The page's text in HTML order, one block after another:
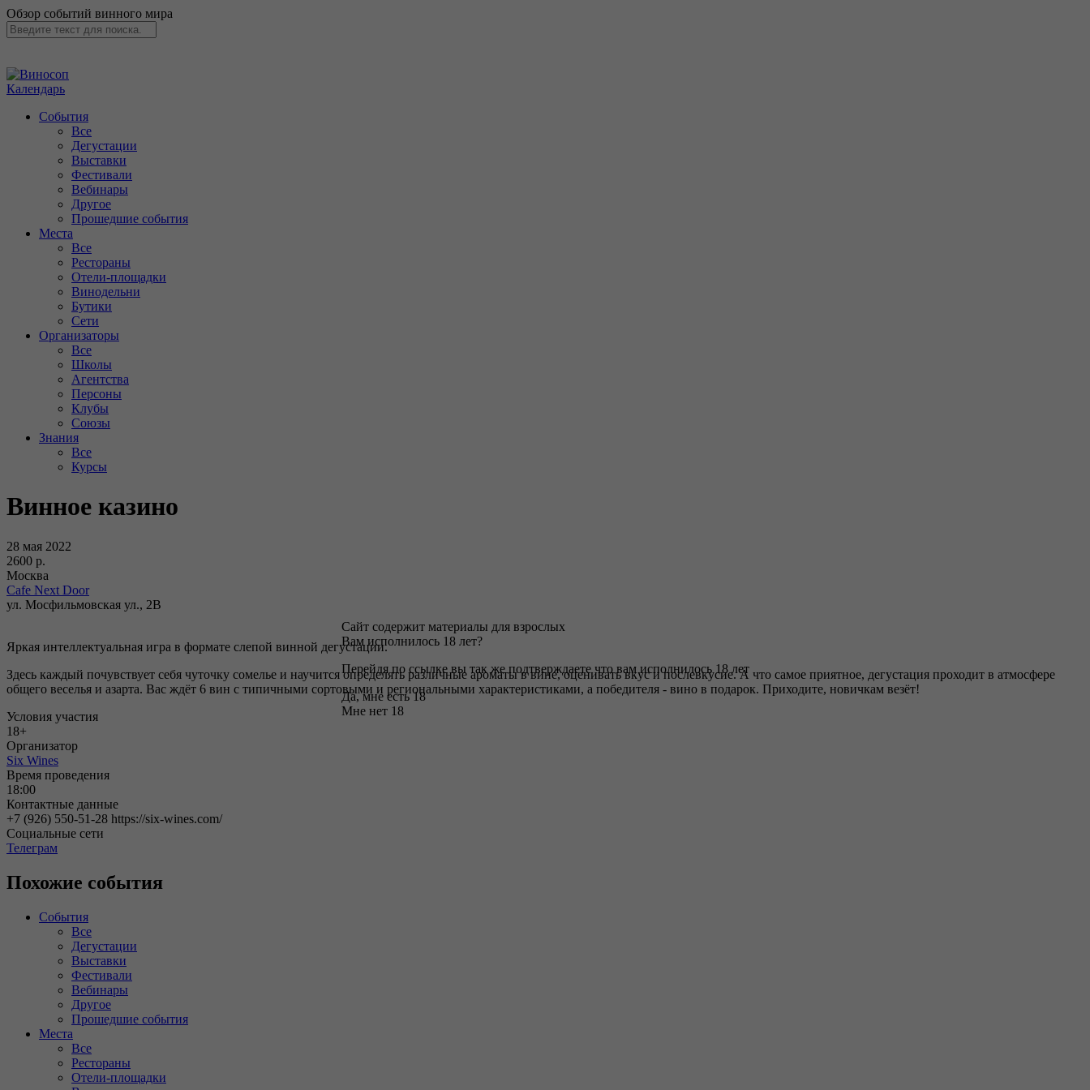
Обзор событий винного мира
Календарь
События
Все
Дегустации
Выставки
Фестивали
Вебинары
Другое
Прошедшие события
Места
Все
Рестораны
Отели-площадки
Винодельни
Бутики
Сети
Организаторы
Все
Школы
Агентства
Персоны
Клубы
Союзы
Знания
Все
Курсы
Винное казино
28 мая 2022
2600 р.
Москва
Cafe Next Door
ул. Мосфильмовская ул., 2В
Яркая интеллектуальная игра в формате слепой винной дегустации.
Здесь каждый почувствует себя чуточку сомелье и научится определять различные ароматы в вине, оценивать вкус и послевкусие. А что самое приятное, дегустация проходит в атмосфере
общего веселья и азарта. Вас ждёт 6 вин с типичными сортовыми и региональными характеристиками, а победителя - вино в подарок. Приходите, новичкам везёт!
Условия участия
18+
Организатор
Six Wines
Время проведения
18:00
Контактные данные
+7 (926) 550-51-28 https://six-wines.com/
Социальные сети
Телеграм
Похожие события
События
Все
Дегустации
Выставки
Фестивали
Вебинары
Другое
Прошедшие события
Места
Все
Рестораны
Отели-площадки
Сайт содержит материалы для взрослых
Вам исполнилось 18 лет?
Перейдя по ссылке вы так же подтверждаете что вам исполнилось 18 лет
Да, мне есть 18
Мне нет 18